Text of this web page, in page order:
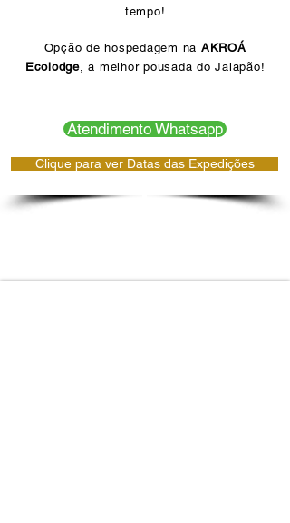
tempo!
Opção de hospedagem na AKROÁ
Ecolodge, a melhor pousada do Jalapão!
Atendimento Whatsapp
Clique para ver Datas das Expedições